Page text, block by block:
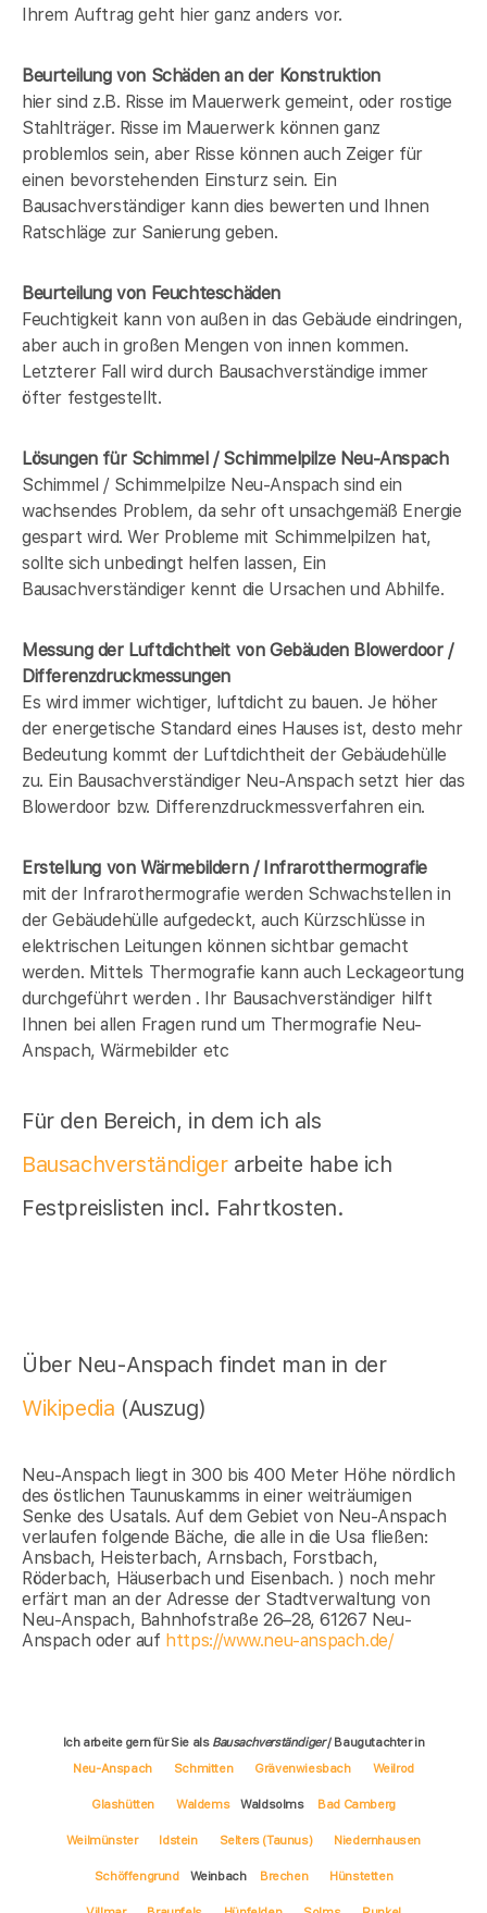
Ihrem Auftrag geht hier ganz anders vor.
Beurteilung von Schäden an der Konstruktion
hier sind z.B. Risse im Mauerwerk gemeint, oder rostige
Stahlträger. Risse im Mauerwerk können ganz
problemlos sein, aber Risse können auch Zeiger für
einen bevorstehenden Einsturz sein. Ein
Bausachverständiger kann dies bewerten und Ihnen
Ratschläge zur Sanierung geben.
Beurteilung von Feuchteschäden
Feuchtigkeit kann von außen in das Gebäude eindringen,
aber auch in großen Mengen von innen kommen.
Letzterer Fall wird durch Bausachverständige immer
öfter festgestellt.
Lösungen für Schimmel / Schimmelpilze Neu-Anspach
Schimmel / Schimmelpilze Neu-Anspach sind ein
wachsendes Problem, da sehr oft unsachgemäß Energie
gespart wird. Wer Probleme mit Schimmelpilzen hat,
sollte sich unbedingt helfen lassen, Ein
Bausachverständiger kennt die Ursachen und Abhilfe.
Messung der Luftdichtheit von Gebäuden Blowerdoor /
Differenzdruckmessungen
Es wird immer wichtiger, luftdicht zu bauen. Je höher
der energetische Standard eines Hauses ist, desto mehr
Bedeutung kommt der Luftdichtheit der Gebäudehülle
zu. Ein Bausachverständiger Neu-Anspach setzt hier das
Blowerdoor bzw. Differenzdruckmessverfahren ein.
Erstellung von Wärmebildern / Infrarotthermografie
mit der Infrarothermografie werden Schwachstellen in
der Gebäudehülle aufgedeckt, auch Kürzschlüsse in
elektrischen Leitungen können sichtbar gemacht
werden. Mittels Thermografie kann auch Leckageortung
durchgeführt werden . Ihr Bausachverständiger hilft
Ihnen bei allen Fragen rund um Thermografie Neu-
Anspach, Wärmebilder etc
Für den Bereich, in dem ich als
Bausachverständigerarbeite habe ich
Festpreislisten incl. Fahrtkosten.
Über Neu-Anspach findet man in der
Wikipedia (Auszug)
Neu-Anspach liegt in 300 bis 400 Meter Höhe nördlich
des östlichen Taunuskamms in einer weiträumigen
Senke des Usatals. Auf dem Gebiet von Neu-Anspach
verlaufen folgende Bäche, die alle in die Usa fließen:
Ansbach, Heisterbach, Arnsbach, Forstbach,
Röderbach, Häuserbach und Eisenbach. ) noch mehr
erfärt man an der Adresse der Stadtverwaltung von
Neu-Anspach, Bahnhofstraße 26–28, 61267 Neu-
Anspach oder auf https://www.neu-anspach.de/
Ich arbeite gern für Sie als Bausachverständiger/ Baugutachter in
Neu-Anspach
Schmitten Grävenwiesbach Weilrod
Glashütten Waldems Waldsolms Bad Camberg
Weilmünster Idstein Selters (Taunus) Niedernhausen
Schöffengrund Weinbach Brechen Hünstetten